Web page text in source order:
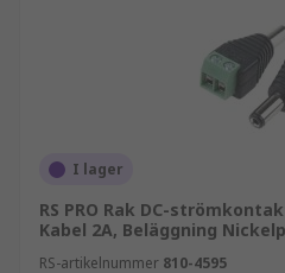
I lager
RS PRO Rak DC-
Kabel 2A, Beläggning
RS-artikelnummer 810-4595